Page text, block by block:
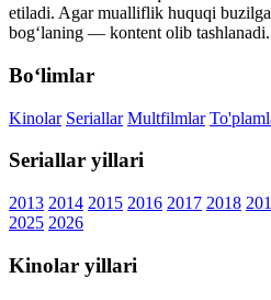
etiladi. Agar mualliflik huquqi
bog‘laning — kontent olib tashlanadi.
Bo‘limlar
Kinolar Seriallar Multfilmlar
Seriallar yillari
2013 2014 2015 2016 2017 2018
2025 2026
Kinolar yillari